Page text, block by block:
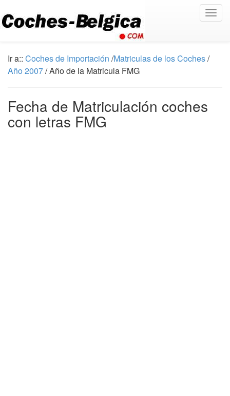
Ir a:: Coches de Importación /Matriculas de los Coches/
Año 2007/ Año de la Matricula FMG
Fecha de Matriculación coches
con letras FMG